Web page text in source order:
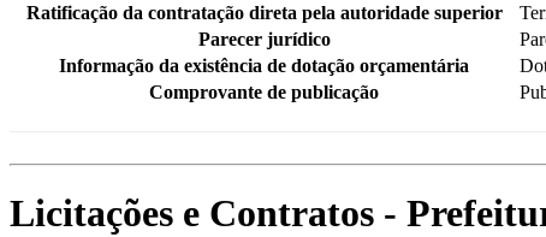
Ratificação da contratação direta pela autoridade superior
Parecer jurídico
Informação da existência de dotação orçamentária
Comprovante de publicação
Licitações e Contratos -